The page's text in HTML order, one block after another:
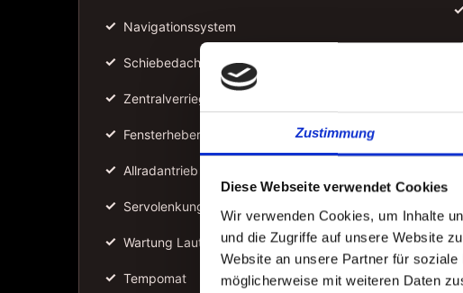
Zustimmung
Diese Webseite verwendet Cookies
Wir verwenden Cookies, um Inhalte
und die Zugriffe auf unsere Website
Website an unsere Partner für
möglicherweise mit weiteren Daten
✓ Navigationssystem
✓ Schiebedach
✓ Zentralverriegelung
✓ Fensterheber
✓ Allradantrieb
✓ Servolenkung
✓ Wartung Laut Serviceheft
✓ Tempomat